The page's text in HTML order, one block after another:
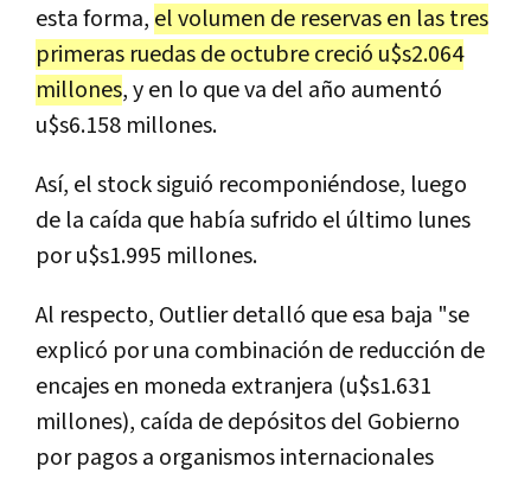
esta forma, el volumen de reservas en las tres
primeras ruedas de octubre creció u$s2.064
millones, y en lo que va del año aumentó
u$s6.158 millones.
Así, el stock siguió recomponiéndose, luego
de la caída que había sufrido el último lunes
por u$s1.995 millones.
Al respecto, Outlier detalló que esa baja "se
explicó por una combinación de reducción de
encajes en moneda extranjera (u$s1.631
millones), caída de depósitos del Gobierno
por pagos a organismos internacionales